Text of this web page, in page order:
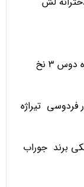
مزون و تک فروشی عمده فروشی و فروشگاه دوس 3 نخ
فردوسی تیراژه
برند جوراب